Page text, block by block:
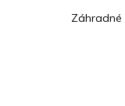
Záhradné